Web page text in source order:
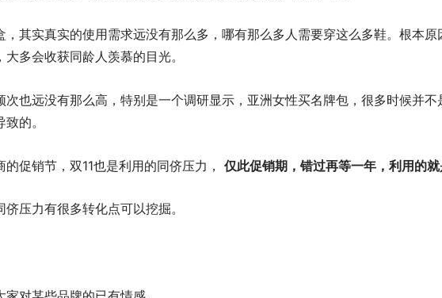
，其实真实的使用需求远没有那么多，哪有那么多人需要穿这么多鞋。根本
多会收获同龄人羡慕的目光。
也远没有那么高，特别是一个调研显示，亚洲女性买名牌包，很多时候并
的。
促销节，双11也是利用的同侪压力， 仅此促销期，错过再等一年，利用的就
压力有很多转化点可以挖掘。